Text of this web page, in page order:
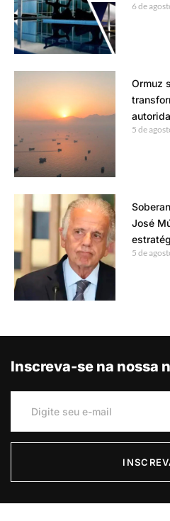
6 de
Ormuz
5 de
José
5 de
Inscreva-se na nossa